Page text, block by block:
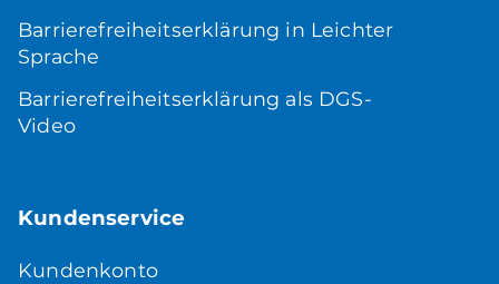
Barrierefreiheitserklärung in Leichter
Sprache
Barrierefreiheitserklärung als DGS-
Video
Kundenservice
Kundenkonto